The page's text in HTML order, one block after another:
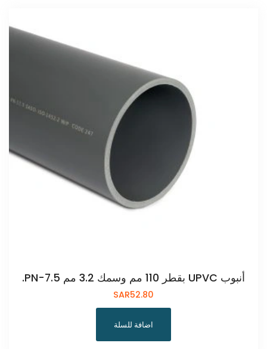
أنبوب UPVC بقطر 110 مم وسمك 3.2 مم PN-7.5.
SAR52.80
اضافة للسلة